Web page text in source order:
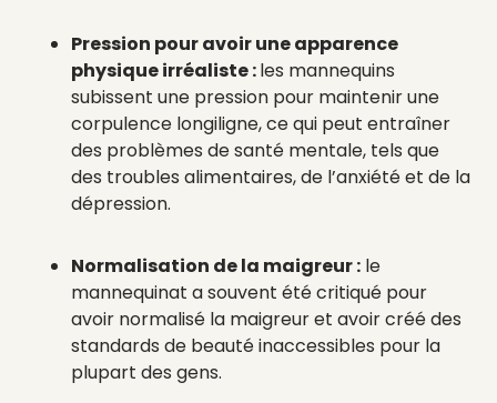
Pression pour avoir une apparence
physique irréaliste :les mannequins
subissent une pression pour maintenir une
corpulence longiligne, ce qui peut entraîner
des problèmes de santé mentale, tels que
des troubles alimentaires, de l’anxiété et de la
dépression.
Normalisation de la maigreur : le
mannequinat a souvent été critiqué pour
avoir normalisé la maigreur et avoir créé des
standards de beauté inaccessibles pour la
plupart des gens.